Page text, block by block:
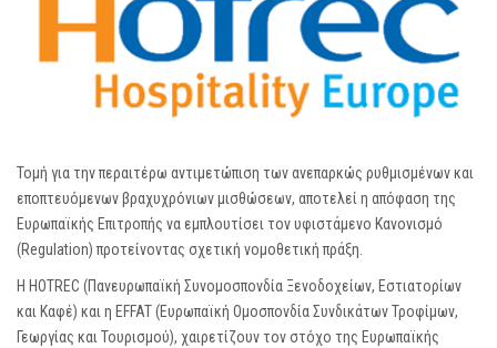
Τομή για την περαιτέρω αντιμετώπιση των ανεπαρκώς ρυθμισμένων και
εποπτευόμενων βραχυχρόνιων μισθώσεων, αποτελεί η απόφαση της
Ευρωπαϊκής Επιτροπής να εμπλουτίσει τον υφιστάμενο Κανονισμό
(Regulation) προτείνοντας σχετική νομοθετική πράξη.
Η HOTREC (Πανευρωπαϊκή Συνομοσπονδία Ξενοδοχείων, Εστιατορίων
και Καφέ) και η EFFAT (Ευρωπαϊκή Ομοσπονδία Συνδικάτων Τροφίμων,
Γεωργίας και Τουρισμού), χαιρετίζουν τον στόχο της Ευρωπαϊκής